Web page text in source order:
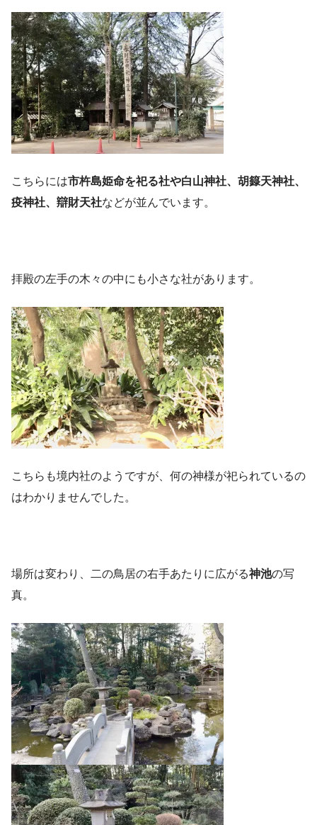
こちらには市杵島姫命を祀る社や白山神社、胡籙天神社、
疫神社、辯財天社などが並んでいます。
拝殿の左手の木々の中にも小さな社があります。
こちらも境内社のようですが、何の神様が祀られているの
はわかりませんでした。
場所は変わり、二の鳥居の右手あたりに広がる神池の写
真。